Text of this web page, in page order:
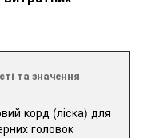
та значення
корд (ліска) для
головок